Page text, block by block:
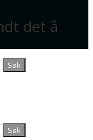
Søk
Søk
det å